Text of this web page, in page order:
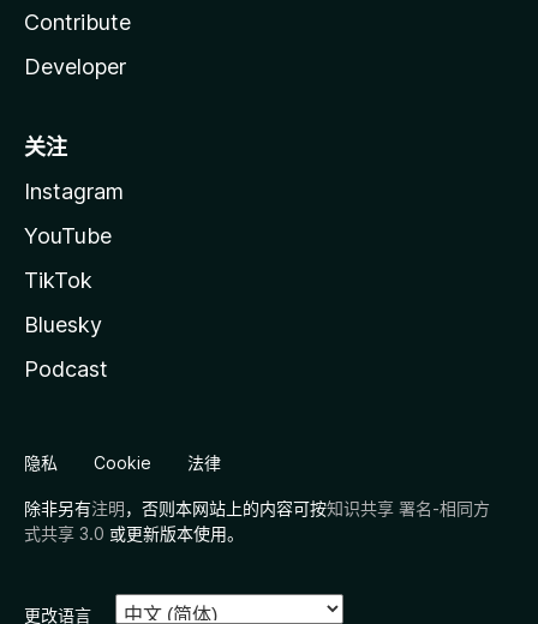
Contribute
Developer
关注
Instagram
YouTube
TikTok
Bluesky
Podcast
隐私 Cookie 法律
除非另有注明，否则本网站上的内容可按知识共享 署名-相同方
式共享 3.0 或更新版本使用。
更改语言